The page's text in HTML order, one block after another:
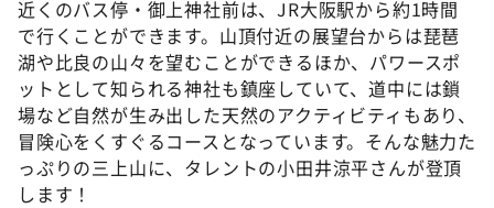
河合＆A.B.C-Z塚田×福井アナ「なんでやねん！？」
（news おかえり）
DAIGOも台所 ～きょうの献立 何にする？～
本日はダイアンなり！シーズン２
朝だ！生です旅サラダ
教えて！ニュースライブ 正義のミカタ
近くのバス停・御上神社前は、JR大阪駅から約1時間
で行くことができます。山頂付近の展望台からは琵琶
湖や比良の山々を望むことができるほか、パワースポ
ットとして知られる神社も鎮座していて、道中には鎖
場など自然が生み出した天然のアクティビティもあり、
冒険心をくすぐるコースとなっています。そんな魅力た
っぷりの三上山に、タレントの小田井涼平さんが登頂
します！